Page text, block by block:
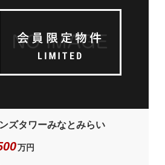
ズタワーみなとみらい
万円